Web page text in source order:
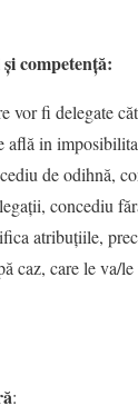
competenţă:
vor fi delegate
află in
de odihnă,
concediu
atribuţiile,
caz, care le va/
: